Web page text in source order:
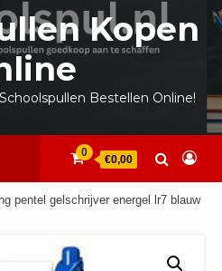
Kopen
Bestellen Online!
0
€0,00
pentel gelschrijver energel lr7 blauw